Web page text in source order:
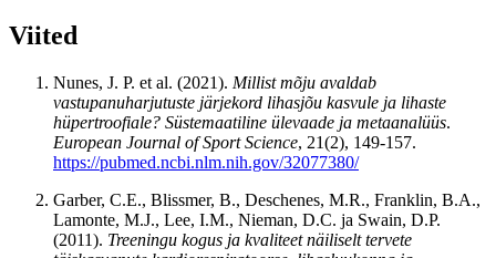
Viited
Nunes, J. P. et al. (2021). Millist mõju avaldab
vastupanuharjutuste järjekord lihasjõu kasvule ja lihaste
hüpertroofiale? Süstemaatiline ülevaade ja metaanalüüs.
European Journal of Sport Science, 21(2), 149-157.
https://pubmed.ncbi.nlm.nih.gov/32077380/
Garber, C.E., Blissmer, B., Deschenes, M.R., Franklin, B.A.,
Lamonte, M.J., Lee, I.M., Nieman, D.C. ja Swain, D.P.
(2011). Treeningu kogus ja kvaliteet näiliselt tervete